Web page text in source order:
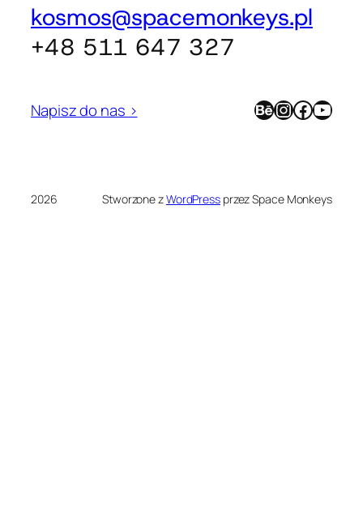
kosmos@spacemonkeys.pl
+48 511 647 327
Napisz do nas > Behance InstagramFacebook YouTube
2026 Stworzone zWordPressprzez Space Monkeys